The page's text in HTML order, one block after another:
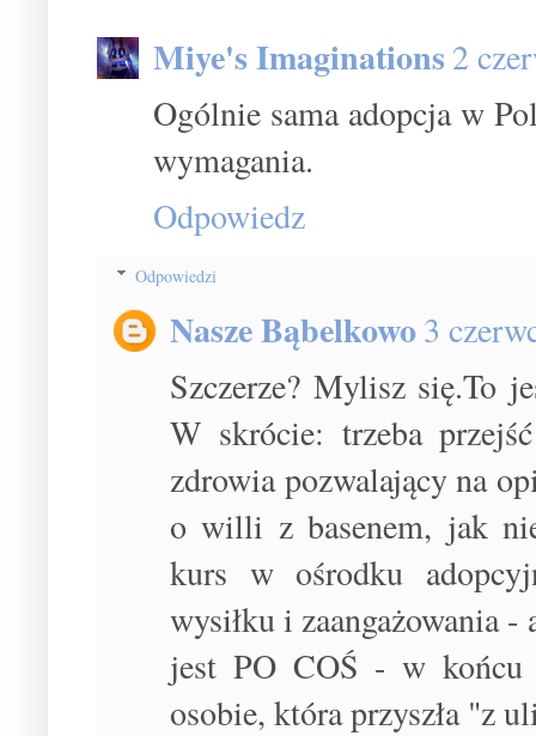
Miye's Imaginations 2
Ogólnie sama adopcja w
wymagania.
Odpowiedz
Odpowiedzi
Nasze Bąbelkowo3
Szczerze? Mylisz się.To
W skrócie: trzeba
zdrowia pozwalający na
o willi z basenem, jak
kurs w ośrodku
wysiłku i zaangażowania
jest PO COŚ - w końcu
osobie, która przyszła "z